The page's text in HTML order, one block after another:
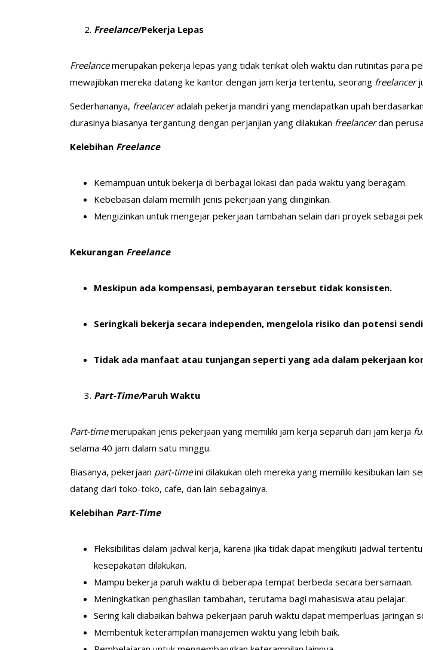
Freelance/Pekerja Lepas
Freelancemerupakan pekerja lepas yang tidak terikat oleh waktu dan rutinitas para
mewajibkan mereka datang ke kantor dengan jam kerja tertentu, seorang freelancer
Sederhananya, freelanceradalah pekerja mandiri yang mendapatkan upah
durasinya biasanya tergantung dengan perjanjian yang dilakukan freelancerdan
Kelebihan Freelance
Kemampuan untuk bekerja di berbagai lokasi dan pada waktu yang beragam.
Kebebasan dalam memilih jenis pekerjaan yang diinginkan.
Mengizinkan untuk mengejar pekerjaan tambahan selain dari proyek sebagai
Kekurangan Freelance
Meskipun ada kompensasi, pembayaran tersebut tidak konsisten.
Seringkali bekerja secara independen, mengelola risiko dan potensi
Tidak ada manfaat atau tunjangan seperti yang ada dalam pekerjaan
Part-Time/Paruh Waktu
Part-timemerupakan jenis pekerjaan yang memiliki jam kerja separuh dari jam kerja
selama 40 jam dalam satu minggu.
Biasanya, pekerjaan part-timeini dilakukan oleh mereka yang memiliki kesibukan lain
datang dari toko-toko, cafe, dan lain sebagainya.
Kelebihan Part-Time
Fleksibilitas dalam jadwal kerja, karena jika tidak dapat mengikuti jadwal
kesepakatan dilakukan.
Mampu bekerja paruh waktu di beberapa tempat berbeda secara bersamaan.
Meningkatkan penghasilan tambahan, terutama bagi mahasiswa atau pelajar.
Sering kali diabaikan bahwa pekerjaan paruh waktu dapat memperluas jaringan
Membentuk keterampilan manajemen waktu yang lebih baik.